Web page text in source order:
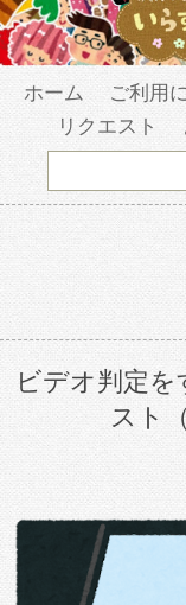
ホーム ご利用
リクエスト
ビデオ判定を
スト